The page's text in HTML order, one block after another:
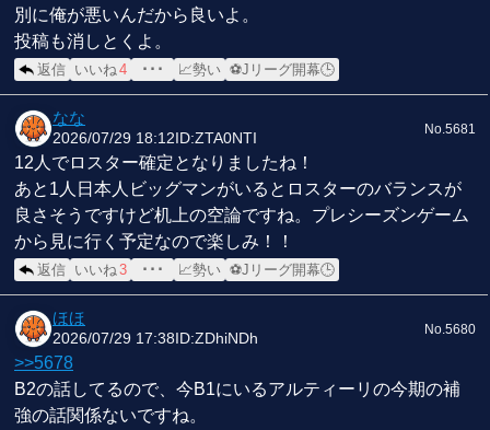
別に俺が悪いんだから良いよ。
投稿も消しとくよ。
返信 いいね4 ･･･ 📈勢い ⚽Jリーグ開幕🕒
なな
2026/07/29 18:12 ID:ZTA0NTI
No.5681
12人でロスター確定となりましたね！
あと1人日本人ビッグマンがいるとロスターのバランスが
良さそうですけど机上の空論ですね。プレシーズンゲーム
から見に行く予定なので楽しみ！！
返信 いいね3 ･･･ 📈勢い ⚽Jリーグ開幕🕒
ほほ
2026/07/29 17:38 ID:ZDhiNDh
No.5680
>>5678
B2の話してるので、今B1にいるアルティーリの今期の補
強の話関係ないですね。